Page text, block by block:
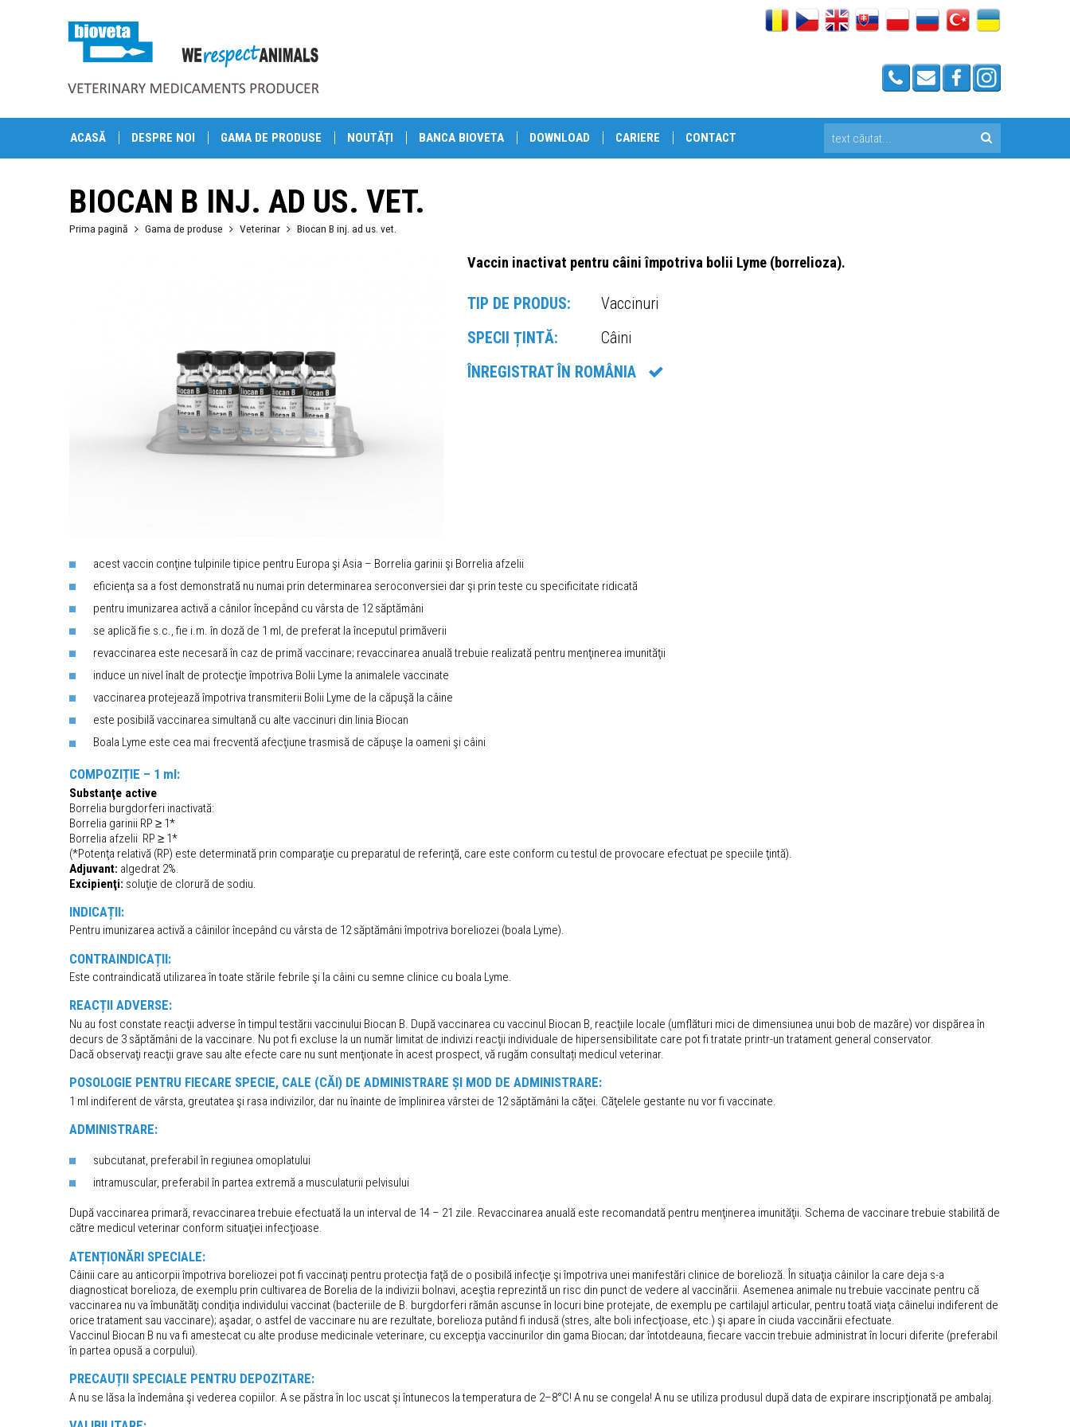
ACASĂ DESPRE NOI GAMA DE PRODUSE NOUTĂȚI BANCA BIOVETA DOWNLOAD CARIERE CONTACT
BIOCAN B INJ. AD US. VET.
Prima pagină Gama de produse Veterinar Biocan B inj. ad us. vet.
Vaccin inactivat pentru câini împotriva bolii Lyme (borrelioza).
TIP DE PRODUS:
Vaccinuri
SPECII ȚINTĂ:
Câini
ÎNREGISTRAT ÎN ROMÂNIA
acest vaccin conţine tulpinile tipice pentru Europa şi Asia – Borrelia garinii şi Borrelia afzelii
eficienţa sa a fost demonstrată nu numai prin determinarea seroconversiei dar şi prin teste cu specificitate ridicată
pentru imunizarea activă a cânilor începând cu vârsta de 12 săptămâni
se aplică fie s.c., fie i.m. în doză de 1 ml, de preferat la începutul primăverii
revaccinarea este necesară în caz de primă vaccinare; revaccinarea anuală trebuie realizată pentru menţinerea imunităţii
induce un nivel înalt de protecţie împotriva Bolii Lyme la animalele vaccinate
vaccinarea protejează împotriva transmiterii Bolii Lyme de la căpuşă la câine
este posibilã vaccinarea simultană cu alte vaccinuri din linia Biocan
Boala Lyme este cea mai frecventă afecţiune trasmisă de căpuşe la oameni şi câini
COMPOZIȚIE – 1 ml:
Substanţe active
Borrelia burgdorferi inactivată:
Borrelia garinii RP ≥ 1*
Borrelia afzelii RP ≥ 1*
(*Potenţa relativă (RP) este determinată prin comparaţie cu preparatul de referinţă, care este conform cu testul de provocare efectuat pe speciile ţintă).
Adjuvant: algedrat 2%.
Excipienţi: soluţie de clorură de sodiu.
INDICAȚII:
Pentru imunizarea activă a câinilor începând cu vârsta de 12 săptămâni împotriva boreliozei (boala Lyme).
CONTRAINDICAȚII:
Este contraindicată utilizarea în toate stările febrile şi la câini cu semne clinice cu boala Lyme.
REACȚII ADVERSE:
Nu au fost constate reacţii adverse în timpul testării vaccinului Biocan B. După vaccinarea cu vaccinul Biocan B, reacţiile locale (umflături mici de dimensiunea unui bob de mazăre) vor dispărea în
decurs de 3 săptămâni de la vaccinare. Nu pot fi excluse la un număr limitat de indivizi reacţii individuale de hipersensibilitate care pot fi tratate printr-un tratament general conservator.
Dacă observaţi reacţii grave sau alte efecte care nu sunt menţionate în acest prospect, vă rugăm consultați medicul veterinar.
POSOLOGIE PENTRU FIECARE SPECIE, CALE (CĂI) DE ADMINISTRARE ȘI MOD DE ADMINISTRARE:
1 ml indiferent de vârsta, greutatea şi rasa indivizilor, dar nu înainte de împlinirea vârstei de 12 săptămâni la căţei. Căţelele gestante nu vor fi vaccinate.
ADMINISTRARE:
subcutanat, preferabil în regiunea omoplatului
intramuscular, preferabil în partea extremă a musculaturii pelvisului
După vaccinarea primară, revaccinarea trebuie efectuată la un interval de 14 – 21 zile. Revaccinarea anuală este recomandată pentru menţinerea imunităţii. Schema de vaccinare trebuie stabilită de
către medicul veterinar conform situaţiei infecţioase.
ATENȚIONĂRI SPECIALE:
Câinii care au anticorpii împotriva boreliozei pot fi vaccinaţi pentru protecţia faţă de o posibilă infecţie şi împotriva unei manifestări clinice de borelioză. În situaţia câinilor la care deja s-a
diagnosticat borelioza, de exemplu prin cultivarea de Borelia de la indivizii bolnavi, aceştia reprezintă un risc din punct de vedere al vaccinării. Asemenea animale nu trebuie vaccinate pentru că
vaccinarea nu va îmbunătăţi condiţia individului vaccinat (bacteriile de B. burgdorferi rămân ascunse în locuri bine protejate, de exemplu pe cartilajul articular, pentru toată viaţa câinelui indiferent de
orice tratament sau vaccinare); aşadar, o astfel de vaccinare nu are rezultate, borelioza putând fi indusă (stres, alte boli infecţioase, etc.) şi apare în ciuda vaccinării efectuate.
Vaccinul Biocan B nu va fi amestecat cu alte produse medicinale veterinare, cu excepţia vaccinurilor din gama Biocan; dar întotdeauna, fiecare vaccin trebuie administrat în locuri diferite (preferabil
în partea opusă a corpului).
PRECAUȚII SPECIALE PENTRU DEPOZITARE:
A nu se lăsa la îndemâna şi vederea copiilor. A se păstra în loc uscat şi întunecos la temperatura de 2–8°C! A nu se congela! A nu se utiliza produsul după data de expirare inscripţionată pe ambalaj.